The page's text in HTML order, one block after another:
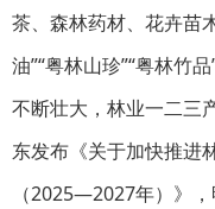
茶、森林药材、花卉苗
油”“粤林山珍”“粤林竹
不断壮大，林业一二三
东发布《关于加快推进
（2025—2027年）》